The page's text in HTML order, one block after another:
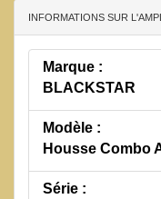
INFORMATIONS SUR L'AMPLI
Marque :
BLACKSTAR
Modèle :
Housse Combo
Série :